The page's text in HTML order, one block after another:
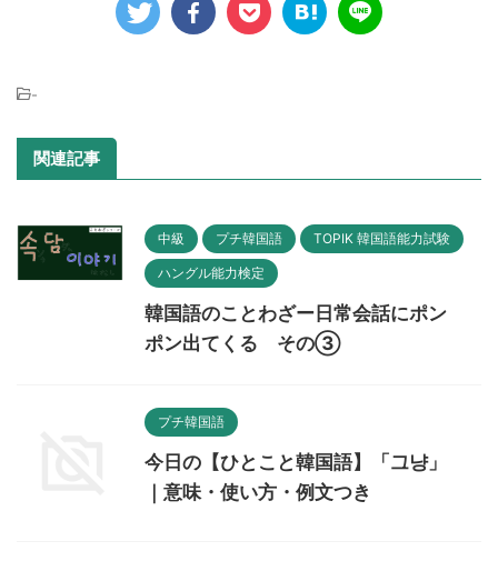
-
関連記事
中級 プチ韓国語 TOPIK 韓国語能力試験
ハングル能力検定
韓国語のことわざー日常会話にポン
ポン出てくる その③
プチ韓国語
今日の【ひとこと韓国語】「그냥」
｜意味・使い方・例文つき